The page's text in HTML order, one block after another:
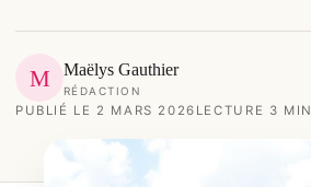
M Maëlys Gauthier
RÉDACTION
PUBLIÉ LE 2 MARS 2026 LECTURE 3 MIN